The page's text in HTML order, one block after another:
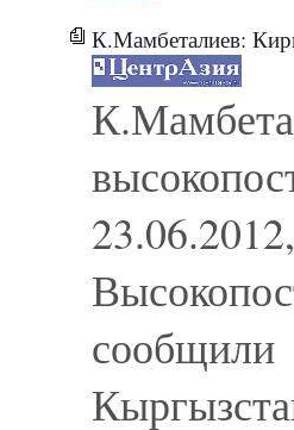
К.Мамбеталиев: